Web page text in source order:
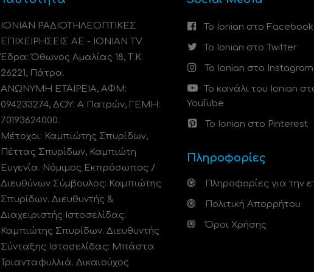
ΙΟΝΙΑΝ ΡΑΔΙΟΤΗΛΕΟΠΤΙΚΕΣ
ΕΠΙΧΕΙΡΗΣΕΙΣ ΑΕ - IONIAN TV
Έδρα: Όθωνος Αμαλίας 18, Τ.Κ.
26221, Πάτρα.
ΑΝΩΝΥΜΗ ΕΤΑΙΡΕΙΑ, ΑΦΜ:
094233274, ΔΟΥ: A Πατρών, ΓΕΜΗ:
70193624000.
Μέτοχοι: Καμπιώτης Σπυρίδων,
Πέττας Σπυρίδων, Καμπιώτη
Ευγενία. Νόμιμος Εκπρόσωπος /
Διευθύνων Σύμβουλος: Καμπιώτης
Σπυρίδων. Διευθυντής &
Διαχειριστής Ιστοσελίδας:
Καμπιώτης Σπυρίδων. Διευθυντής
Σύνταξης Ιστοσελίδας: Μπάστα
Τριανταφυλλιά. Δικαιούχος
Το Ionian στο Facebook
Το Ionian στο Twitter
Το Ionian στο Instagram
Το κανάλι του Ionian
YouTube
Το Ionian στο Pinterest
Πληροφορίες
Πληροφορίες για την
Πολιτική Απορρήτου
Όροι Χρήσης